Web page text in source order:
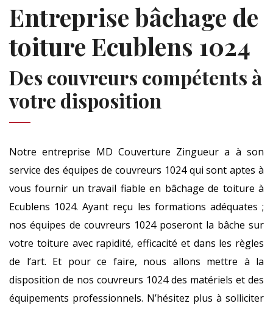
Entreprise bâchage de
toiture Ecublens 1024
Des couvreurs compétents à
votre disposition
Notre entreprise MD Couverture Zingueur a à son
service des équipes de couvreurs 1024 qui sont aptes à
vous fournir un travail fiable en bâchage de toiture à
Ecublens 1024. Ayant reçu les formations adéquates ;
nos équipes de couvreurs 1024 poseront la bâche sur
votre toiture avec rapidité, efficacité et dans les règles
de l’art. Et pour ce faire, nous allons mettre à la
disposition de nos couvreurs 1024 des matériels et des
équipements professionnels. N’hésitez plus à solliciter